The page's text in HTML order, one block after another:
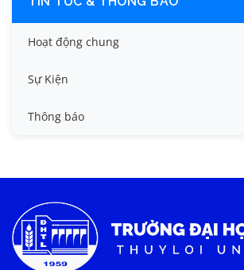
Hoạt động chung
Tin công tác sinh viên
Tin đào tạo
Tin tức chung
Sự Kiện
Thông báo